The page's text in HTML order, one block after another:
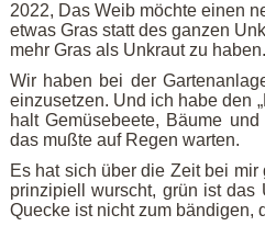
2022, Das Weib möchte einen
etwas Gras statt des ganzen
mehr Gras als Unkraut zu
Wir haben bei der
einzusetzen. Und ich habe den
halt Gemüsebeete, Bäume
das mußte auf Regen warten.
Es hat sich über die Zeit bei
prinzipiell wurscht, grün ist das
Quecke ist nicht zum bändigen,